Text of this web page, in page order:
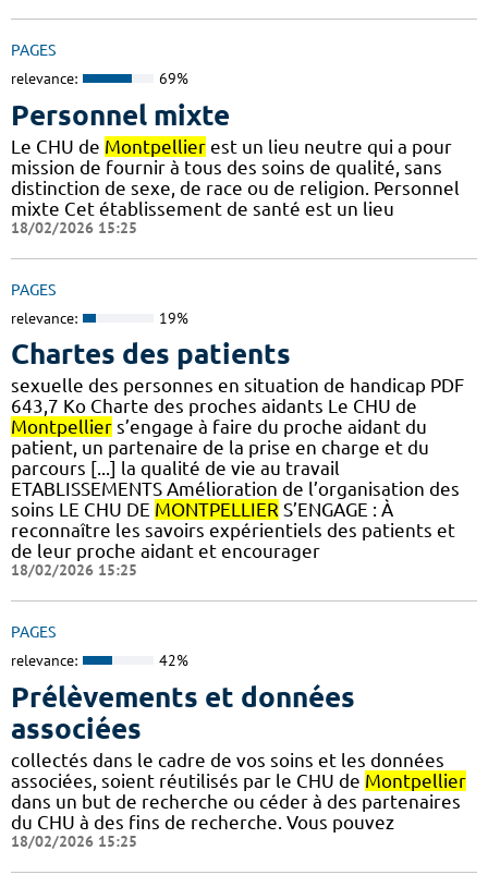
PAGES
relevance: 69%
Personnel mixte
Le CHU de Montpellier est un lieu neutre qui a pour
mission de fournir à tous des soins de qualité, sans
distinction de sexe, de race ou de religion. Personnel
mixte Cet établissement de santé est un lieu
18/02/2026 15:25
PAGES
relevance: 19%
Chartes des patients
sexuelle des personnes en situation de handicap PDF
643,7 Ko Charte des proches aidants Le CHU de
Montpellier s’engage à faire du proche aidant du
patient, un partenaire de la prise en charge et du
parcours [...] la qualité de vie au travail
ETABLISSEMENTS Amélioration de l’organisation des
soins LE CHU DE MONTPELLIER S’ENGAGE : À
reconnaître les savoirs expérientiels des patients et
de leur proche aidant et encourager
18/02/2026 15:25
PAGES
relevance: 42%
Prélèvements et données
associées
collectés dans le cadre de vos soins et les données
associées, soient réutilisés par le CHU de Montpellier
dans un but de recherche ou céder à des partenaires
du CHU à des fins de recherche. Vous pouvez
18/02/2026 15:25